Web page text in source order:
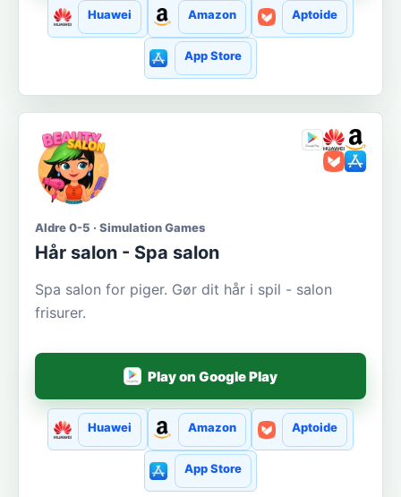
Huawei Amazon Aptoide
App Store
Aldre 0-5 · Simulation Games
Hår salon - Spa salon
Spa salon for piger. Gør dit hår i spil - salon
frisurer.
Play on Google Play
Huawei Amazon Aptoide
App Store